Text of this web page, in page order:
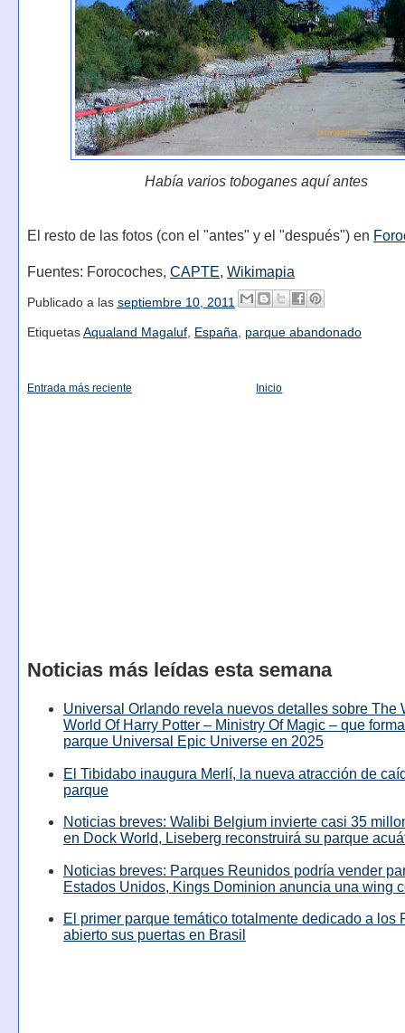
Había varios toboganes aquí antes
El resto de las fotos (con el "antes" y el "después") en
Fuentes: Forocoches, CAPTE, Wikimapia
Publicado a las septiembre 10, 2011
Etiquetas Aqualand Magaluf, España, parque abandonado
Entrada más reciente Inicio
Noticias más leídas esta semana
Universal Orlando revela nuevos detalles sobre The
World Of Harry Potter – Ministry Of Magic – que
parque Universal Epic Universe en 2025
El Tibidabo inaugura Merlí, la nueva atracción de
parque
Noticias breves: Walibi Belgium invierte casi 35
en Dock World, Liseberg reconstruirá su parque
Noticias breves: Parques Reunidos podría vender
Estados Unidos, Kings Dominion anuncia una wing
El primer parque temático totalmente dedicado a los
abierto sus puertas en Brasil